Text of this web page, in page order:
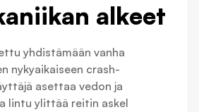
alkeet
yhdistämään vanha
nykyaikaiseen crash-
asettaa vedon ja
lintu ylittää reitin askel